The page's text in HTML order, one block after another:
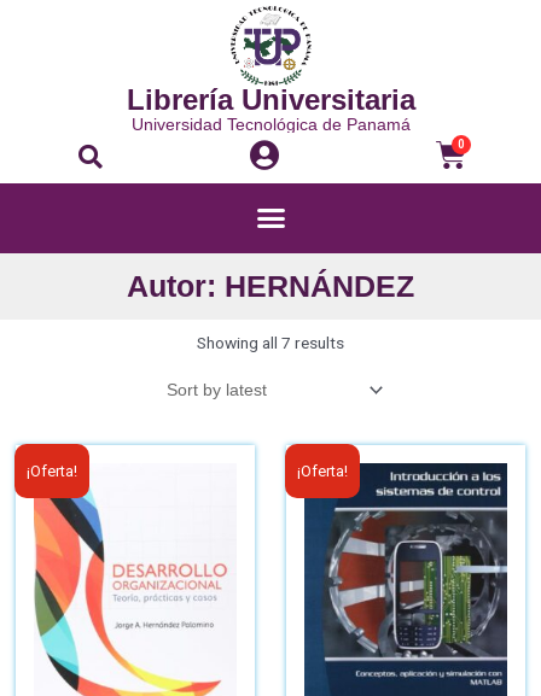
Librería Universitaria
Universidad Tecnológica de Panamá
0
Autor: HERNÁNDEZ
Showing all 7 results
¡Oferta! ¡Oferta!